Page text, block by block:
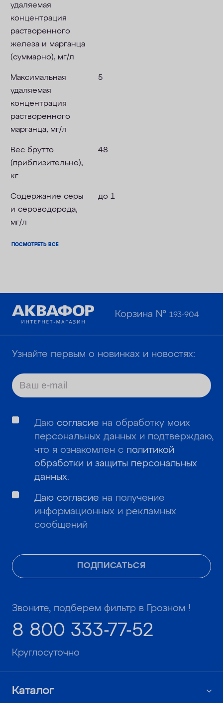
удаляемая
концентрация
растворенного
железа и марганца
(суммарно), мг/л
Максимальная
удаляемая
концентрация
растворенного
марганца, мг/л
5
Вес брутто
(приблизительно),
кг
48
Содержание серы
и сероводорода,
мг/л
до 1
ПОСМОТРЕТЬ ВСЕ
Корзина №193-904
Узнайте первым о новинках и новостях:
ПОДПИСАТЬСЯ
Даю согласие на обработку моих
персональных данных и подтверждаю,
что я ознакомлен с политикой
обработки и защиты персональных
данных.
Даю согласие на получение
информационных и рекламных
сообщений
Звоните, подберем фильтр в Грозном !
8 800 333-77-52
Круглосуточно
Каталог